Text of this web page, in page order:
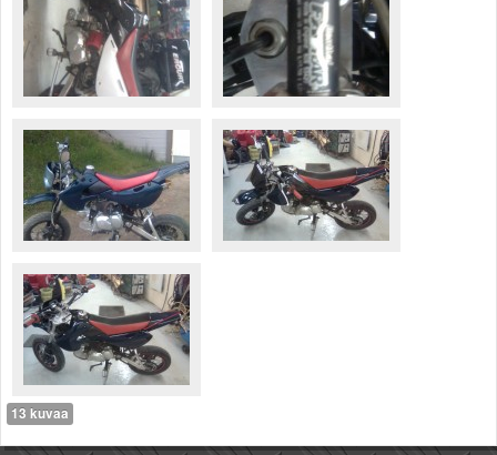
Kuopion sää
Rovaniemen sää
MUUT
VIP-jäsenyys
Suunnittele oma paita
Mainostus
Palaute
Kevytversio
13 kuvaa